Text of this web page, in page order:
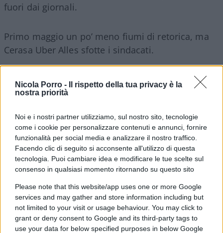
Nicola Porro -
Il rispetto della tua privacy è la
nostra priorità
Noi e i nostri partner utilizziamo, sul nostro sito, tecnologie
come i cookie per personalizzare contenuti e annunci, fornire
funzionalità per social media e analizzare il nostro traffico.
Facendo clic di seguito si acconsente all'utilizzo di questa
tecnologia. Puoi cambiare idea e modificare le tue scelte sul
consenso in qualsiasi momento ritornando su questo sito
Please note that this website/app uses one or more Google
services and may gather and store information including but
not limited to your visit or usage behaviour. You may click to
grant or deny consent to Google and its third-party tags to
use your data for below specified purposes in below Google
fuori dai giornali.
Primo maggio un po’ meno fiumi di retorica, ma
Cerasa Uber Alles sfotte i sindacati.
Invece attaccano la Meloni, che mette 650 milioni
sulla sicurezza; Inutili ahime: ciò che conta è il
Israele brucia e Hamas gode.
tra le lettere del Foglio.
In cella chi picchia i Prof.